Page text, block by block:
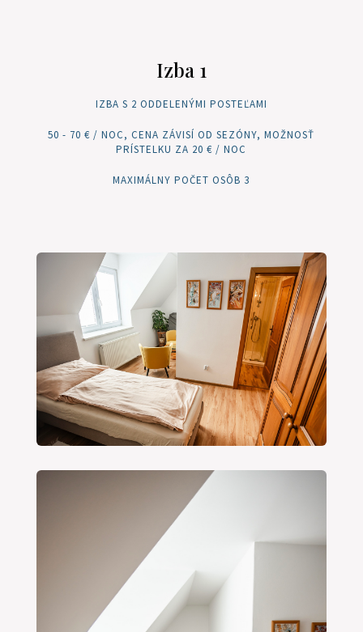
Izba 1
IZBA S 2 ODDELENÝMI POSTEĽAMI
50 - 70 € / NOC, CENA ZÁVISÍ OD SEZÓNY, MOŽNOSŤ
PRÍSTELKU ZA 20 € / NOC
MAXIMÁLNY POČET OSÔB 3